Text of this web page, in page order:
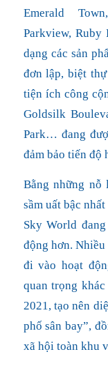
Emerald
Parkview, Ruby
dạng các sản
đơn lập, biệt
tiện ích công
Goldsilk
Park… đang
đảm bảo tiến độ
Bằng những
sầm uất bậc
Sky World
động hơn.
đi vào hoạt
quan trọng
2021, tạo nên
phố sân bay”,
xã hội toàn khu